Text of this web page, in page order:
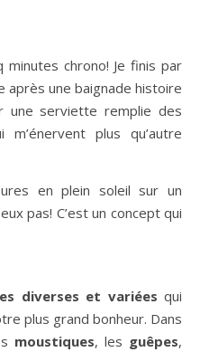
minutes chrono! Je finis par
après une baignade histoire
serviette remplie des
plus qu’autre
en plein soleil sur un
pas! C’est un concept qui
diverses et variées qui
plus grand bonheur. Dans
moustiques, les guêpes,